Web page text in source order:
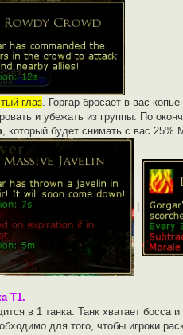
глаз. Горгар бросает в вас
и убежать из группы. По
, который будет снимать с вас
Т1.
в 1 танка. Танк хватает босса
для того, чтобы игроки